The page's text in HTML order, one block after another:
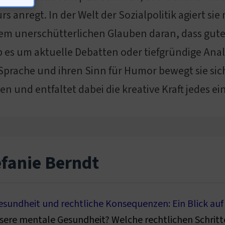
anregt. In der Welt der Sozialpolitik agiert sie
unerschütterlichen Glauben daran, dass
es um aktuelle Debatten oder tiefgründige
und ihren Sinn für Humor bewegt sie
und entfaltet dabei die kreative Kraft jedes
Berndt
und rechtliche Konsequenzen: Ein Blick
mentale Gesundheit? Welche rechtlichen